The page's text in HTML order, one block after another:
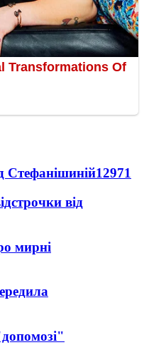
Стефанішиній12971
від
мирні